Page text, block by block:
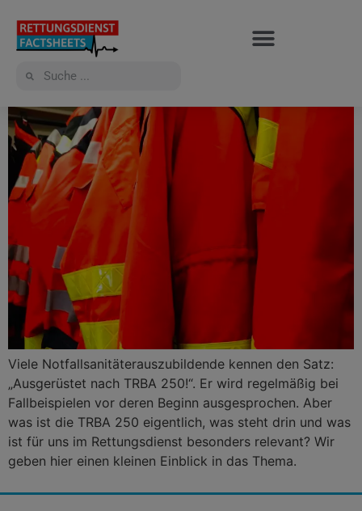
Viele Notfallsanitäterauszubildende kennen den Satz:
„Ausgerüstet nach TRBA 250!“. Er wird regelmäßig bei
Fallbeispielen vor deren Beginn ausgesprochen. Aber
was ist die TRBA 250 eigentlich, was steht drin und was
ist für uns im Rettungsdienst besonders relevant? Wir
geben hier einen kleinen Einblick in das Thema.